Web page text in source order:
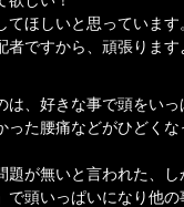
ほしいと思っています
ですから、頑張ります
は、好きな事で頭をいっ
った腰痛などがひどく
が無いと言われた、し
で頭いっぱいになり他